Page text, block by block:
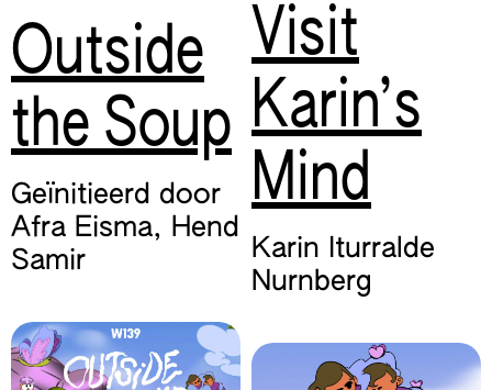
Outside
the Soup
Geïnitieerd door
Afra Eisma, Hend
Samir
Visit
Karin’s
Mind
Karin Iturralde
Nurnberg